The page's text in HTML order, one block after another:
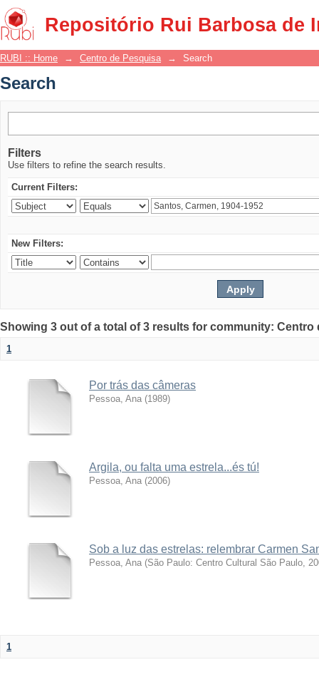
Repositório Rui Barbosa de
Search
RUBI :: Home → Centro de Pesquisa → Search
Search
Filters
Use filters to refine the search results.
Current Filters:
New Filters:
Showing 3 out of a total of 3 results for community: Centro
1
Por trás das câmeras
Pessoa, Ana (1989)
Argila, ou falta uma estrela...és tú!
Pessoa, Ana (2006)
Sob a luz das estrelas: relembrar Carmen
Pessoa, Ana (São Paulo: Centro Cultural São Paulo,
1